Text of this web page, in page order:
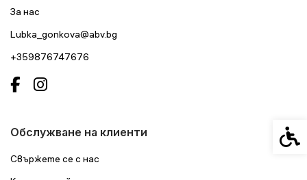
За нас
Lubka_gonkova@abv.bg
+359876747676
Обслужване на клиенти
Свържете се с нас